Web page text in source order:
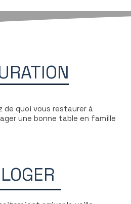
de quoi vous restaurer à
une bonne table en famille